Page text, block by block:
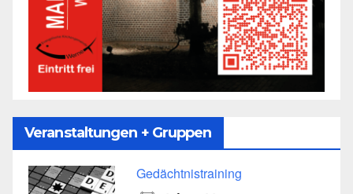
Veranstaltungen + Gruppen
Gedächtnistraining